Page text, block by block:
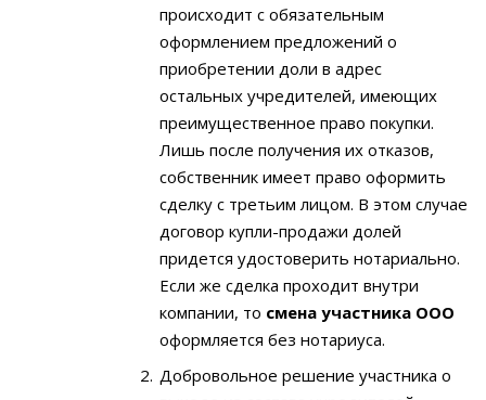
происходит с обязательным
оформлением предложений о
приобретении доли в адрес
остальных учредителей, имеющих
преимущественное право покупки.
Лишь после получения их отказов,
собственник имеет право оформить
сделку с третьим лицом. В этом случае
договор купли-продажи долей
придется удостоверить нотариально.
Если же сделка проходит внутри
компании, то смена участника ООО
оформляется без нотариуса.
Добровольное решение участника о